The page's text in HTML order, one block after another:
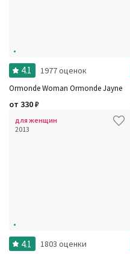
4.1 1977 оценок
Ormonde Woman Ormonde Jayne
от 330₽
для женщин
2013
4.1 1803 оценки